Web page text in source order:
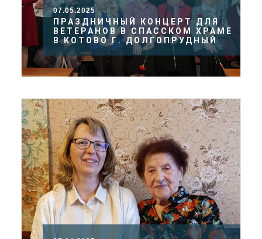
07.05.2025
ПРАЗДНИЧНЫЙ КОНЦЕРТ ДЛЯ
ВЕТЕРАНОВ В СПАССКОМ ХРАМЕ
В КОТОВО Г. ДОЛГОПРУДНЫЙ